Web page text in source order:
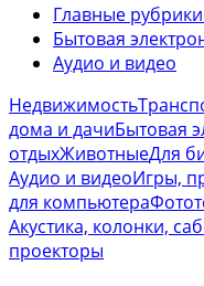
Главные
Бытовая
Аудио и видео
Недвижимость
дома и дачиБытовая
отдыхЖивотныеДля
Аудио и видеоИгры,
для компьютера
Акустика, колонки,
проекторы